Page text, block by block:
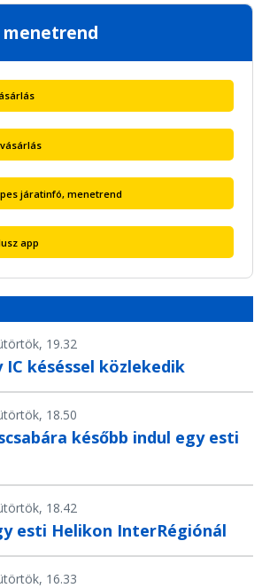
menetrend
járatinfó, menetrend
app
19.32
IC késéssel közlekedik
18.50
később indul egy esti
18.42
esti Helikon InterRégiónál
16.33